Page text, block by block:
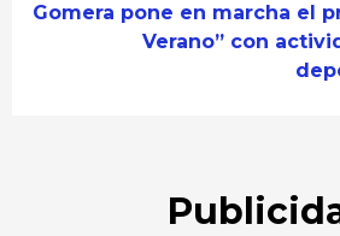
Gomera pone en marcha el
Verano” con